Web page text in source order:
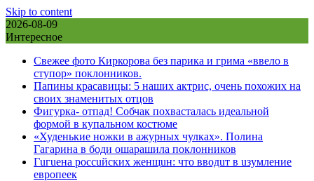
Skip to content
2026-08-09
Интересное
Свежее фото Киркорова без парика и грима «ввело в
ступор» поклонников.
Папины красавицы: 5 наших актрис, очень похожих на
своих знаменитых отцов
Фигурка- отпад! Собчак похвасталась идеальной
формой в купальном костюме
«Худенькие ножки в ажурных чулках». Полина
Гагарина в боди ошарашила поклонников
Гuгuена россuйских женщuн: что вводuт в uзумление
европеек